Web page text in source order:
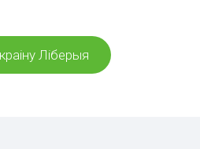
Ліберыя